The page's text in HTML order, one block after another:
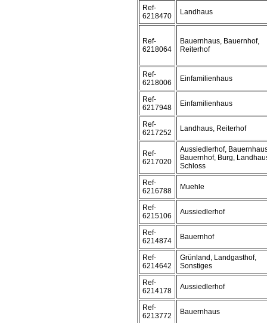
Ref-
6218470
Landhaus
Ref-
6218064
Bauernhaus, Bauernhof,
Reiterhof
Ref-
6218006
Einfamilienhaus
Ref-
6217948
Einfamilienhaus
Ref-
6217252
Landhaus, Reiterhof
Ref-
6217020
Aussiedlerhof,
Bauernhof, Burg,
Schloss
Ref-
6216788
Muehle
Ref-
6215106
Aussiedlerhof
Ref-
6214874
Bauernhof
Ref-
6214642
Grünland, Landgasthof,
Sonstiges
Ref-
6214178
Aussiedlerhof
Ref-
6213772
Bauernhaus